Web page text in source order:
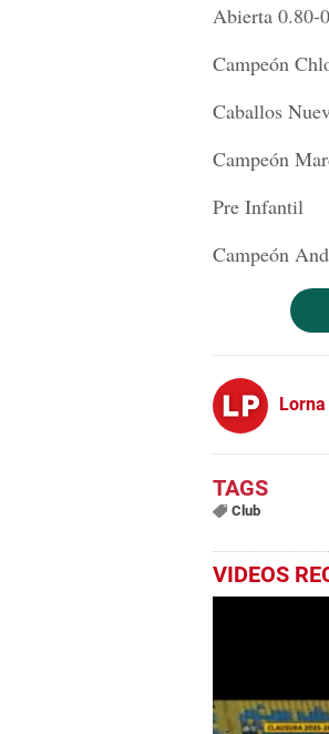
Abierta 0.80-
Campeón
Caballos
Campeón
Pre Infantil
Campeón
Club
VIDEOS